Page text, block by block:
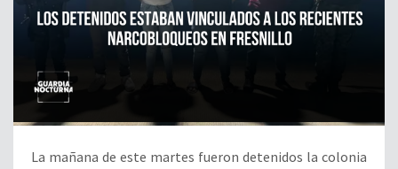
La mañana de este martes fueron detenidos la colonia